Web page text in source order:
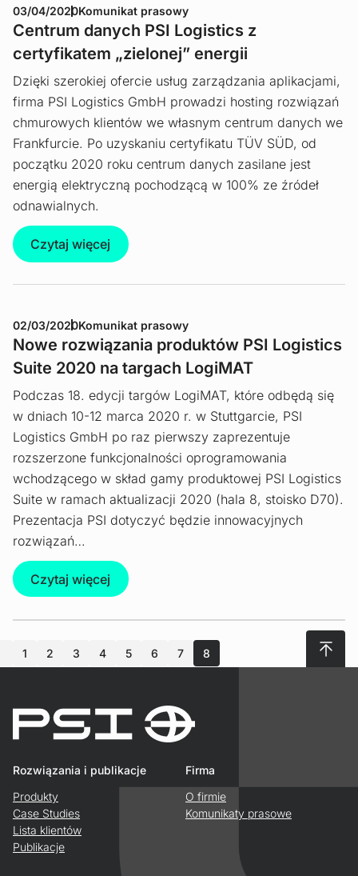
03/04/2020Komunikat prasowy
Centrum danych PSI Logistics z
certyfikatem „zielonej” energii
Dzięki szerokiej ofercie usług zarządzania aplikacjami,
firma PSI Logistics GmbH prowadzi hosting rozwiązań
chmurowych klientów we własnym centrum danych we
Frankfurcie. Po uzyskaniu certyfikatu TÜV SÜD, od
początku 2020 roku centrum danych zasilane jest
energią elektryczną pochodzącą w 100% ze źródeł
odnawialnych.
Czytaj więcej
02/03/2020Komunikat prasowy
Nowe rozwiązania produktów PSI Logistics
Suite 2020 na targach LogiMAT
Podczas 18. edycji targów LogiMAT, które odbędą się
w dniach 10-12 marca 2020 r. w Stuttgarcie, PSI
Logistics GmbH po raz pierwszy zaprezentuje
rozszerzone funkcjonalności oprogramowania
wchodzącego w skład gamy produktowej PSI Logistics
Suite w ramach aktualizacji 2020 (hala 8, stoisko D70).
Prezentacja PSI dotyczyć będzie innowacyjnych
rozwiązań…
Czytaj więcej
1 2 3 4 5 6 7 8
Rozwiązania i publikacje
Produkty
Case Studies
Lista klientów
Publikacje
Firma
O firmie
Komunikaty prasowe
Do